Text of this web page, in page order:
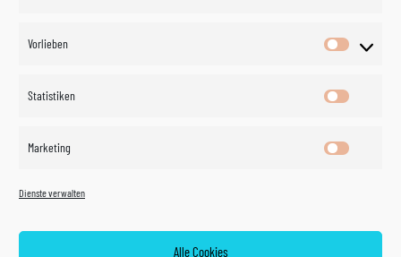
Vorlieben
Vorlieben
Statistiken
Marketing
Dienste verwalten
Alle Cookies
©